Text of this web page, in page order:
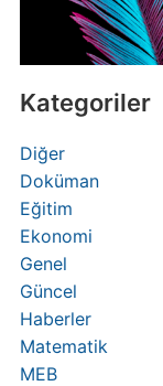
Kategoriler
Diğer
Doküman
Eğitim
Ekonomi
Genel
Güncel
Haberler
Matematik
MEB